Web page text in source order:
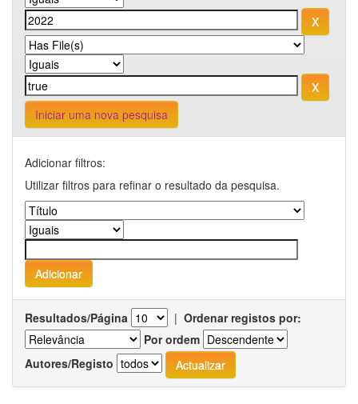
Iniciar uma nova pesquisa
Adicionar filtros:
Utilizar filtros para refinar o resultado da pesquisa.
Resultados/Página | Ordenar registos por:
Por ordem
Autores/Registo